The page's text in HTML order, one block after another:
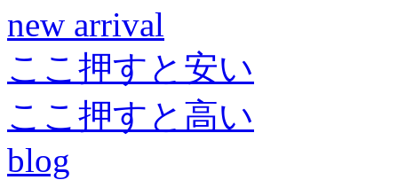
new arrival
ここ押すと安い
ここ押すと高い
blog